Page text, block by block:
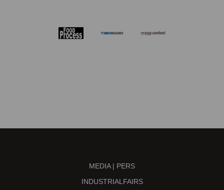
MEDIA | PERS
INDUSTRIALFAIRS